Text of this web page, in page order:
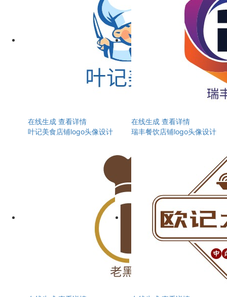
在线生成 查看详情
叶记美食店铺logo头像设计
在线生成 查看详情
瑞丰餐饮店铺logo头像设计